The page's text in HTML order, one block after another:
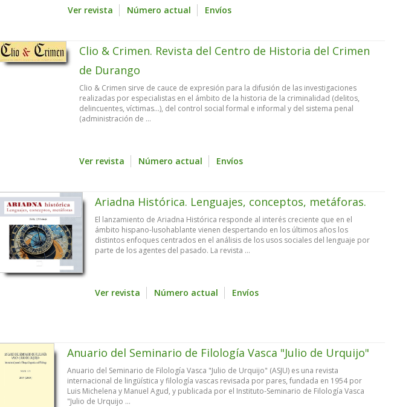
Ver revista Número actual Envíos
Clio & Crimen. Revista del Centro de Historia del Crimen
de Durango
Clio & Crimen sirve de cauce de expresión para la difusión de las investigaciones
realizadas por especialistas en el ámbito de la historia de la criminalidad (delitos,
delincuentes, víctimas...), del control social formal e informal y del sistema penal
(administración de ...
Ver revista Número actual Envíos
Ariadna Histórica. Lenguajes, conceptos, metáforas.
El lanzamiento de Ariadna Histórica responde al interés creciente que en el
ámbito hispano-lusohablante vienen despertando en los últimos años los
distintos enfoques centrados en el análisis de los usos sociales del lenguaje por
parte de los agentes del pasado. La revista ...
Ver revista Número actual Envíos
Anuario del Seminario de Filología Vasca "Julio de Urquijo"
Anuario del Seminario de Filología Vasca "Julio de Urquijo" (ASJU) es una revista
internacional de lingüística y filología vascas revisada por pares, fundada en 1954 por
Luis Michelena y Manuel Agud, y publicada por el Instituto-Seminario de Filología Vasca
"Julio de Urquijo ...